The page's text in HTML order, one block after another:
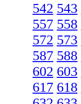
542 543
557 558
572 573
587 588
602 603
617 618